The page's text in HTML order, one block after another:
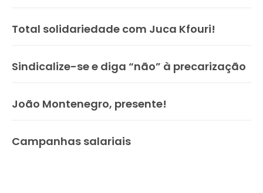
Total solidariedade com Juca Kfouri!
Sindicalize-se e diga “não” à precarização
João Montenegro, presente!
Campanhas salariais